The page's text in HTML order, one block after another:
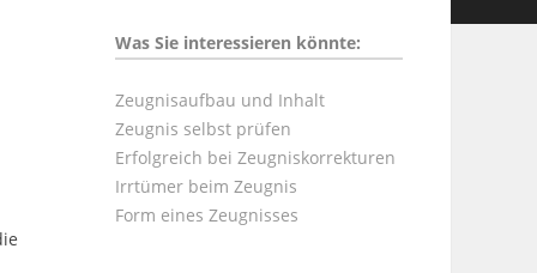
Was Sie interessieren könnte:
Zeugnisaufbau und Inhalt
Zeugnis selbst prüfen
Erfolgreich bei Zeugniskorrekturen
Irrtümer beim Zeugnis
Form eines Zeugnisses